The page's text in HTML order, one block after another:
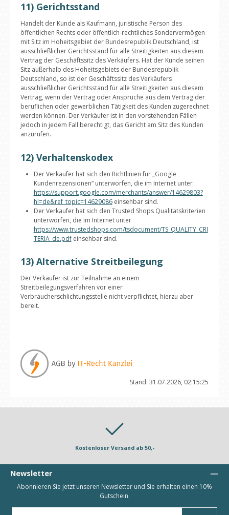
11) Gerichtsstand
Handelt der Kunde als Kaufmann, juristische Person des
öffentlichen Rechts oder öffentlich-rechtliches Sondervermögen
mit Sitz im Hoheitsgebiet der Bundesrepublik Deutschland, ist
ausschließlicher Gerichtsstand für alle Streitigkeiten aus diesem
Vertrag der Geschäftssitz des Verkäufers. Hat der Kunde seinen
Sitz außerhalb des Hoheitsgebiets der Bundesrepublik
Deutschland, so ist der Geschäftssitz des Verkäufers
ausschließlicher Gerichtsstand für alle Streitigkeiten aus diesem
Vertrag, wenn der Vertrag oder Ansprüche aus dem Vertrag der
beruflichen oder gewerblichen Tätigkeit des Kunden zugerechnet
werden können. Der Verkäufer ist in den vorstehenden Fällen
jedoch in jedem Fall berechtigt, das Gericht am Sitz des Kunden
anzurufen.
12) Verhaltenskodex
Der Verkäufer hat sich den Richtlinien für „Google
Kundenrezensionen“ unterworfen, die im Internet unter
https://support.google.com/merchants/answer/14629803?
hl=de&ref_topic=14629086einsehbar sind.
Der Verkäufer hat sich den Trusted Shops Qualitätskriterien
unterworfen, die im Internet unter
https://www.trustedshops.com/tsdocument/TS_QUALITY_CRI
TERIA_de.pdfeinsehbar sind.
13) Alternative Streitbeilegung
Der Verkäufer ist zur Teilnahme an einem
Streitbeilegungsverfahren vor einer
Verbraucherschlichtungsstelle nicht verpflichtet, hierzu aber
bereit.
Stand: 31.07.2026, 02:15:25
Kostenloser Versand ab 50,-
Newsletter
Abonnieren Sie jetzt unseren Newsletter und Sie erhalten einen 10%
Gutschein.